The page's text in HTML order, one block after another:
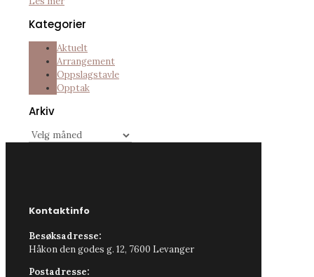
Kategorier
Aktuelt
Arrangement
Oppslagstavle
Opptak
Arkiv
Arkiv
Kontaktinfo
Besøksadresse:
Håkon den godes g. 12, 7600 Levanger
Postadresse: